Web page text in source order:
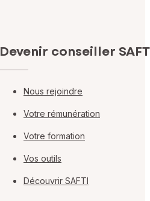
Devenir conseiller
Nous rejoindre
Votre rémunération
Votre formation
Vos outils
Découvrir SAFTI